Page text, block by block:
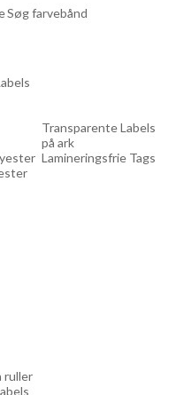
Søg farvebånd
Transparente Labels
på ark
Lamineringsfrie Tags
ruller